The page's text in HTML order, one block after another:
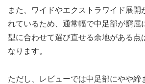
また、ワイドやエクストラワイド展開
れているため、通常幅で中足部が窮屈
型に合わせて選び直せる余地がある点
なります。
ただし、レビューでは中足部にやや締